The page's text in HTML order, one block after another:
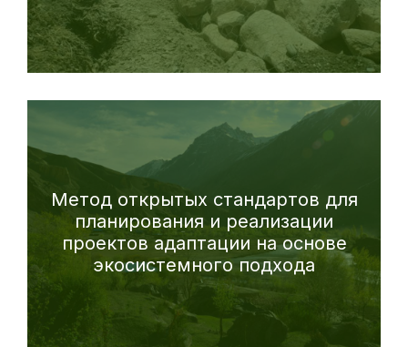
Метод открытых стандартов для
планирования и реализации
проектов адаптации на основе
экосистемного подхода